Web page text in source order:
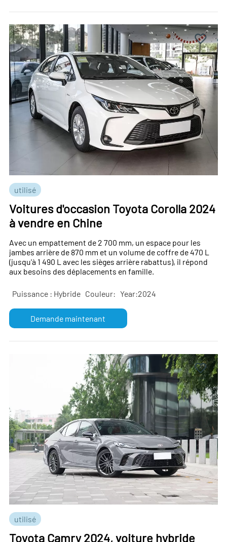
utilisé
Voitures d'occasion Toyota Corolla 2024
à vendre en Chine
Avec un empattement de 2 700 mm, un espace pour les
jambes arrière de 870 mm et un volume de coffre de 470 L
(jusqu'à 1 490 L avec les sièges arrière rabattus), il répond
aux besoins des déplacements en famille.
Puissance : Hybride Couleur: Year:2024
Demande maintenant
utilisé
Toyota Camry 2024, voiture hybride